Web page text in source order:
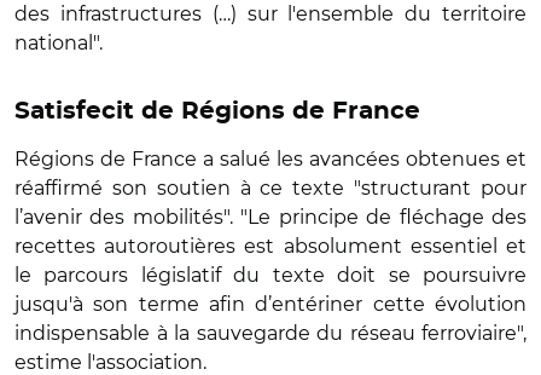
des infrastructures (…) sur l'ensemble du territoire
national".
Satisfecit de Régions de France
Régions de France a salué les avancées obtenues et
réaffirmé son soutien à ce texte "structurant pour
l’avenir des mobilités". "Le principe de fléchage des
recettes autoroutières est absolument essentiel et
le parcours législatif du texte doit se poursuivre
jusqu'à son terme afin d’entériner cette évolution
indispensable à la sauvegarde du réseau ferroviaire",
estime l'association.